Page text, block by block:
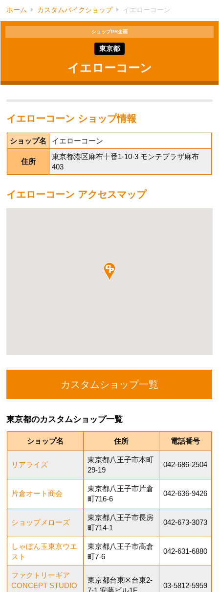
ホーム カスタムバイクショップ イエローコーン
ショップPR企画
東京都
イエローコーン
イエローコーン ショップ情報
ショップ名 イエローコーン
住所
東京都港区麻布十番1-10-3 モンテプラザ麻布
403
イエローコーン アクセスマップ
カスタムショップ一覧
東京都のカスタムショップ一覧
ショップ名 住所 電話番号
リアライズ
東京都八王子市本町
29-19
042-686-2504
片倉オート商会
東京都八王子市片倉
町716-6
042-636-9426
ショップメローズ
東京都八王子市長房
町714-1
042-673-3073
しゃぼん玉東京ウエ
スト
東京都八王子市高倉
町7-6
042-631-6880
ファクトリーギア
CONCEPT STUDIO
東京都台東区台東2-
03-5812-5959